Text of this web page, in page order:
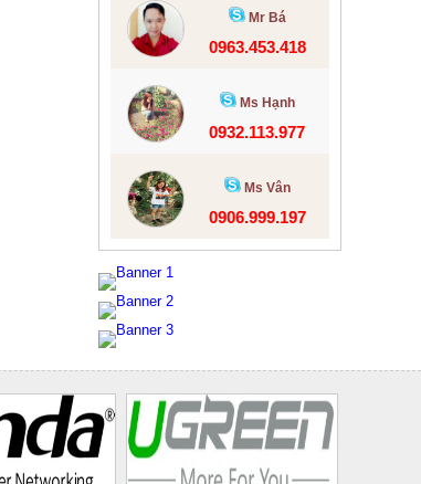
Mr Bá
0963.453.418
Ms Hạnh
0932.113.977
Ms Vân
0906.999.197